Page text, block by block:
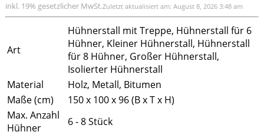
inkl. 19% gesetzlicher MwSt.Zuletzt aktualisiert am: August 8, 2026 3:48 am
Art
Hühnerstall mit Treppe, Hühnerstall für 6
Hühner, Kleiner Hühnerstall, Hühnerstall
für 8 Hühner, Großer Hühnerstall,
Isolierter Hühnerstall
Material
Holz, Metall, Bitumen
Maße (cm)
150 x 100 x 96 (B x T x H)
Max. Anzahl
Hühner
6 - 8 Stück